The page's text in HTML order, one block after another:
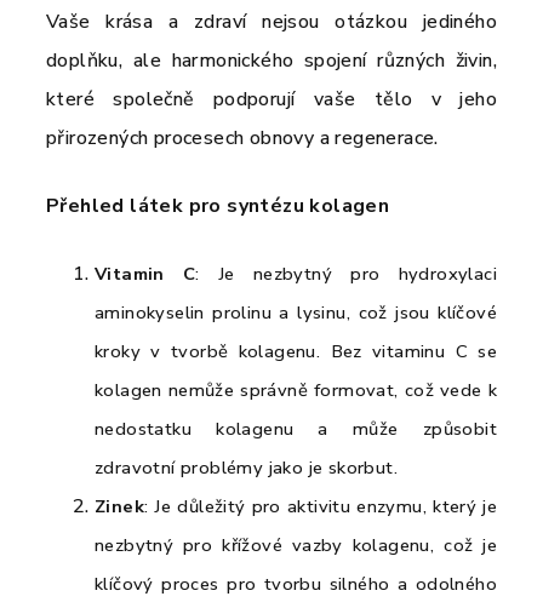
Vaše krása a zdraví nejsou otázkou jediného
doplňku, ale harmonického spojení různých živin,
které společně podporují vaše tělo v jeho
přirozených procesech obnovy a regenerace.
Přehled látek pro syntézu kolagen
Vitamin C: Je nezbytný pro hydroxylaci
aminokyselin prolinu a lysinu, což jsou klíčové
kroky v tvorbě kolagenu. Bez vitaminu C se
kolagen nemůže správně formovat, což vede k
nedostatku kolagenu a může způsobit
zdravotní problémy jako je skorbut.
Zinek: Je důležitý pro aktivitu enzymu, který je
nezbytný pro křížové vazby kolagenu, což je
klíčový proces pro tvorbu silného a odolného